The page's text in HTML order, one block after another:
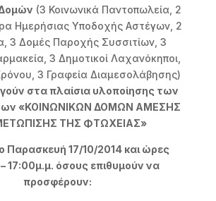
(3 Κοινωνικά Παντοπωλεία, 2
Ημερήσιας Υποδοχής Αστέγων, 2
3 Δομές Παροχής Συσσιτίων, 3
3 Δημοτικοί Λαχανόκηποι,
3 Γραφεία Διαμεσολάβησης)
στα πλαίσια υλοποίησης των
«ΚΟΙΝΩΝΙΚΩΝ ΔΟΜΩΝ ΑΜΕΣΗΣ
ΤΗΣ ΦΤΩΧΕΙΑΣ»
Παρασκευή 17/10/2014 και ώρες
17:00μ.μ. όσους επιθυμούν να
προσφέρουν: